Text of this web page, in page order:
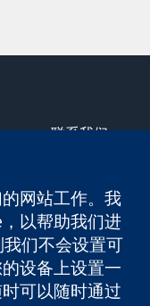
联系我们
关于我们
工作机会
Cochrane
Library
网站工作。我
以帮助我们进
们不会设置可
设备上设置一
可以随时通过